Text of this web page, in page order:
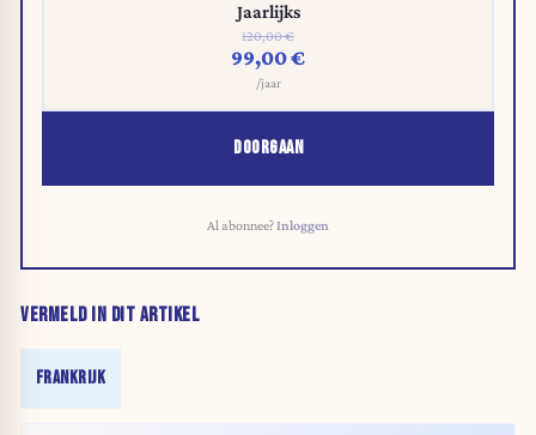
Jaarlijks
120,00 €
99,00 €
/jaar
DOORGAAN
Al abonnee?Inloggen
VERMELD IN DIT ARTIKEL
FRANKRIJK